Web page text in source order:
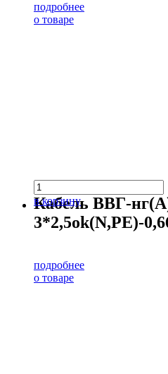
подробнее
о товаре
в корзину
Кабель ВВГ-
3*2,5ok(N,PE)-
подробнее
о товаре